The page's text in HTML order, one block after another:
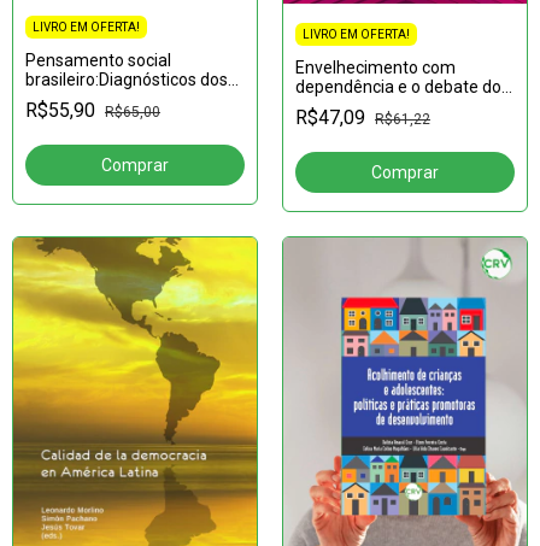
LIVRO EM OFERTA!
Pensamento social
brasileiro:Diagnósticos dos
problemas e alternativas
para o país
R$55,90 R$65,00
LIVRO EM OFERTA!
Envelhecimento com
dependência e o debate do
cuidado como direito social
R$47,09 R$61,22